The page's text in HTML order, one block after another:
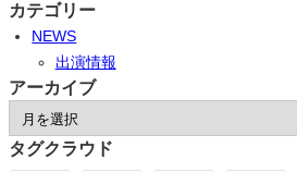
カテゴリー
NEWS
出演情報
アーカイブ
ー
タグクラウド